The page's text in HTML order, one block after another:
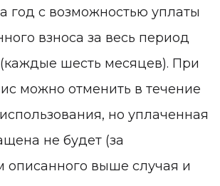
год с возможностью уплаты
взноса за весь период
шесть месяцев). При
можно отменить в течение
но уплаченная
не будет (за
описанного выше случая и